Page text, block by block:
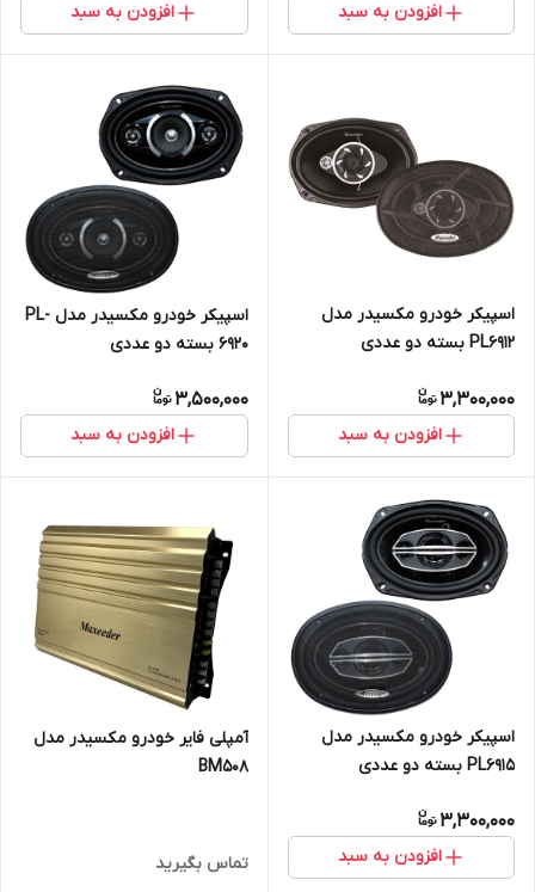
افزودن به سبد افزودن به سبد
اسپیکر خودرو مکسیدر مدل
PL6912 بسته دو عددی
3,300,000
افزودن به سبد
اسپیکر خودرو مکسیدر مدل PL-
6920 بسته دو عددی
3,500,000
افزودن به سبد
اسپیکر خودرو مکسیدر مدل
PL6915 بسته دو عددی
3,300,000
افزودن به سبد
آمپلی فایر خودرو مکسیدر مدل
BM508
تماس بگیرید